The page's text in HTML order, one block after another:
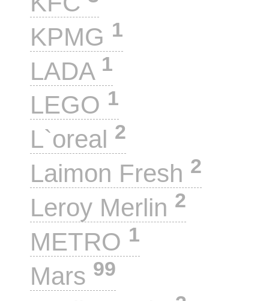
KPMG 1
LADA 1
LEGO 1
L`oreal 2
Laimon Fresh 2
Leroy Merlin 2
METRO 1
Mars 99